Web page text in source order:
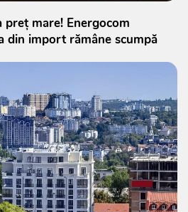
preț mare! Energocom
din import rămâne scumpă